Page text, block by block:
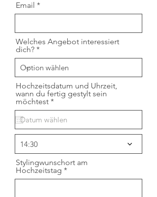
Email
Welches Angebot interessiert
dich?
Hochzeitsdatum und Uhrzeit,
wann du fertig gestylt sein
möchtest *r
e
q
u
i
d
14:30
Stylingwunschort am
Hochzeitstag